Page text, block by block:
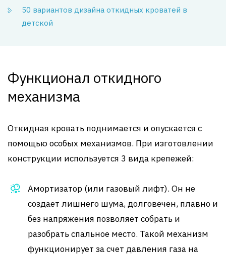
50 вариантов дизайна откидных кроватей в
детской
Функционал откидного
механизма
Откидная кровать поднимается и опускается с
помощью особых механизмов. При изготовлении
конструкции используется 3 вида крепежей:
Амортизатор (или газовый лифт). Он не
создает лишнего шума, долговечен, плавно и
без напряжения позволяет собрать и
разобрать спальное место. Такой механизм
функционирует за счет давления газа на